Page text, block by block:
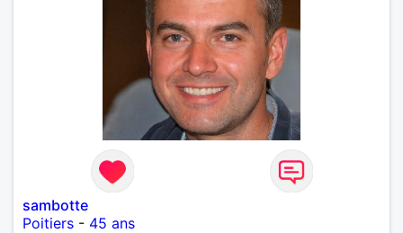
sambotte
Poitiers - 45 ans